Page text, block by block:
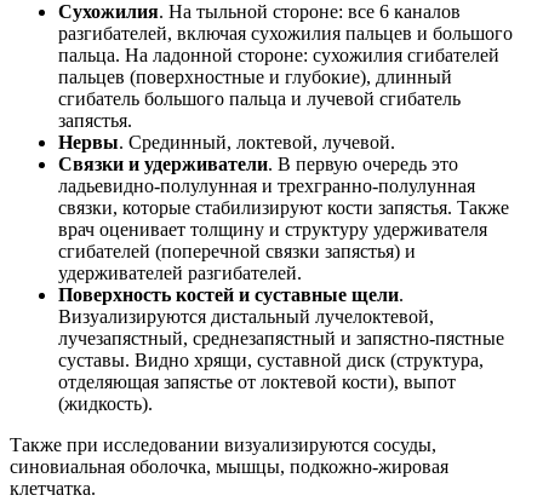
Сухожилия. На тыльной стороне: все 6 каналов
разгибателей, включая сухожилия пальцев и большого
пальца. На ладонной стороне: сухожилия сгибателей
пальцев (поверхностные и глубокие), длинный
сгибатель большого пальца и лучевой сгибатель
запястья.
Нервы. Срединный, локтевой, лучевой.
Связки и удерживатели. В первую очередь это
ладьевидно-полулунная и трехгранно-полулунная
связки, которые стабилизируют кости запястья. Также
врач оценивает толщину и структуру удерживателя
сгибателей (поперечной связки запястья) и
удерживателей разгибателей.
Поверхность костей и суставные щели.
Визуализируются дистальный лучелоктевой,
лучезапястный, среднезапястный и запястно-пястные
суставы. Видно хрящи, суставной диск (структура,
отделяющая запястье от локтевой кости), выпот
(жидкость).
Также при исследовании визуализируются сосуды,
синовиальная оболочка, мышцы, подкожно-жировая
клетчатка.